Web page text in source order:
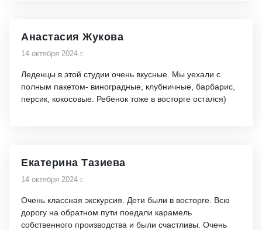
Анастасия Жукова
14 октября 2024 г.
Леденцы в этой студии очень вкусные. Мы уехали с
полным пакетом- виноградные, клубничные, барбарис,
персик, кокосовые. Ребенок тоже в восторге остался)
Екатерина Тазиева
14 октября 2024 г.
Очень классная экскурсия. Дети были в восторге. Всю
дорогу на обратном пути поедали карамель
собственного производства и были счастливы. Очень